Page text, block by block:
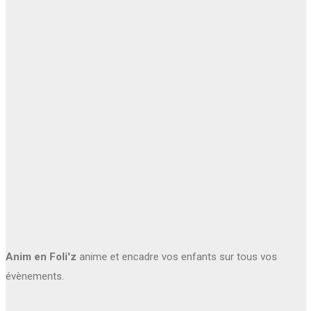
Anim en Foli'z anime et encadre vos enfants sur tous vos
évènements.